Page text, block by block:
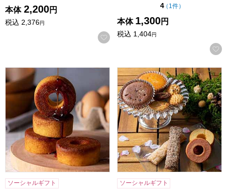
本体 2,200円
税込 2,376円
お気に入りに登録する
4点（5点満点中）
（ 1件の評価
）
本体 1,300円
税込 1,404円
森の庭 焦がしキャラメルがしみ込んだバーム 5個入[MRL-
ソーシャルギフト
森の庭 焼き菓子アソート 芽
ソーシャルギフト